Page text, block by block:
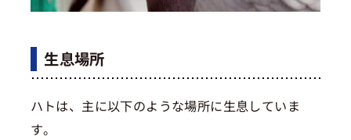
生息場所
ハトは、主に以下のような場所に生息していま
す。